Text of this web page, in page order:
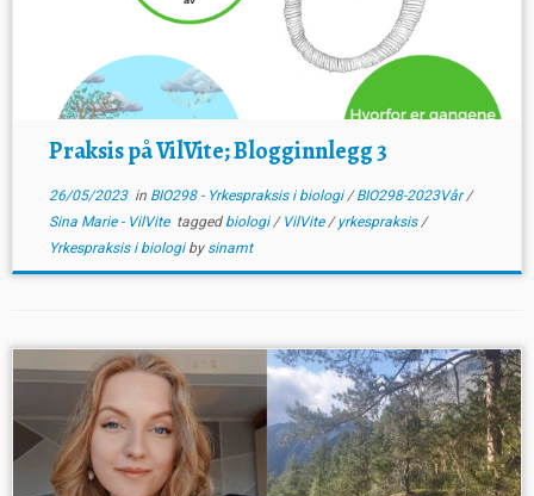
Praksis på VilVite; Blogginnlegg 3
26/05/2023in BIO298 - Yrkespraksis i biologi/BIO298-2023Vår/
Sina Marie - VilVite tagged biologi/ VilVite/yrkespraksis/
Yrkespraksis i biologi by sinamt